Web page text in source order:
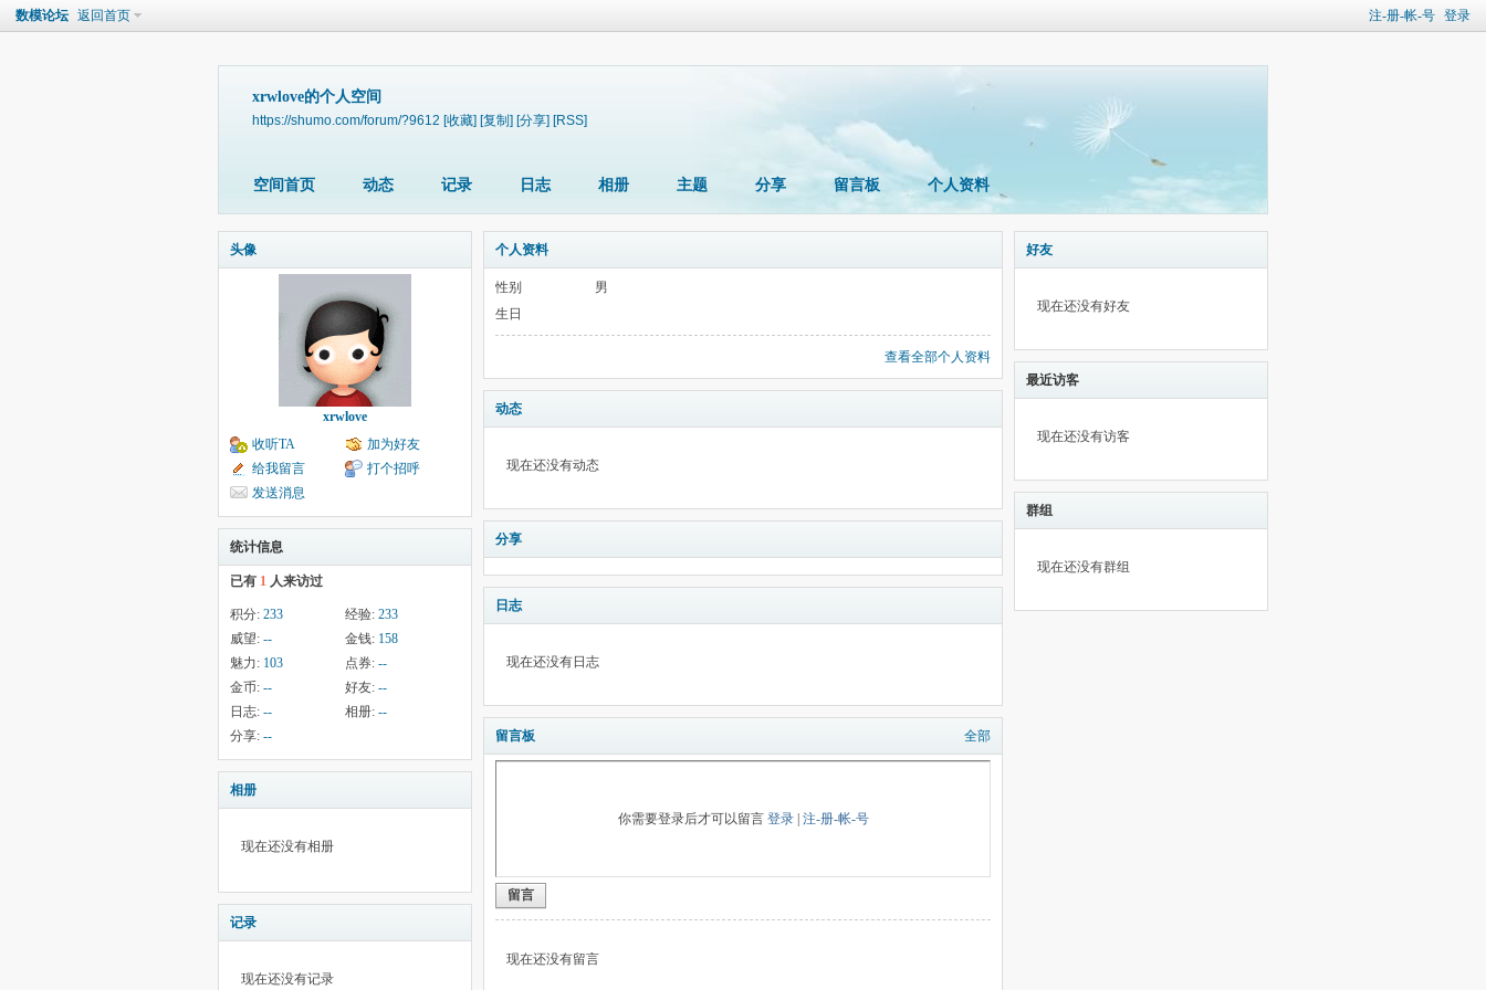
注-册-帐-号 登录
数模论坛 返回首页
xrwlove的个人空间
https://shumo.com/forum/?9612 [收藏] [复制] [分享] [RSS]
空间首页 动态 记录 日志 相册 主题 分享 留言板 个人资料
头像
xrwlove
收听TA
加为好友
给我留言
打个招呼
发送消息
统计信息
已有 1 人来访过
积分: 233 经验: 233
威望: -- 金钱: 158
魅力: 103 点券: --
金币: -- 好友: --
日志: -- 相册: --
分享: --
相册
现在还没有相册
记录
现在还没有记录
个人资料
性别
男
生日
查看全部个人资料
动态
现在还没有动态
分享
日志
现在还没有日志
留言板 全部
你需要登录后才可以留言 登录| 注-册-帐-号
留言
现在还没有留言
好友
现在还没有好友
最近访客
现在还没有访客
群组
现在还没有群组